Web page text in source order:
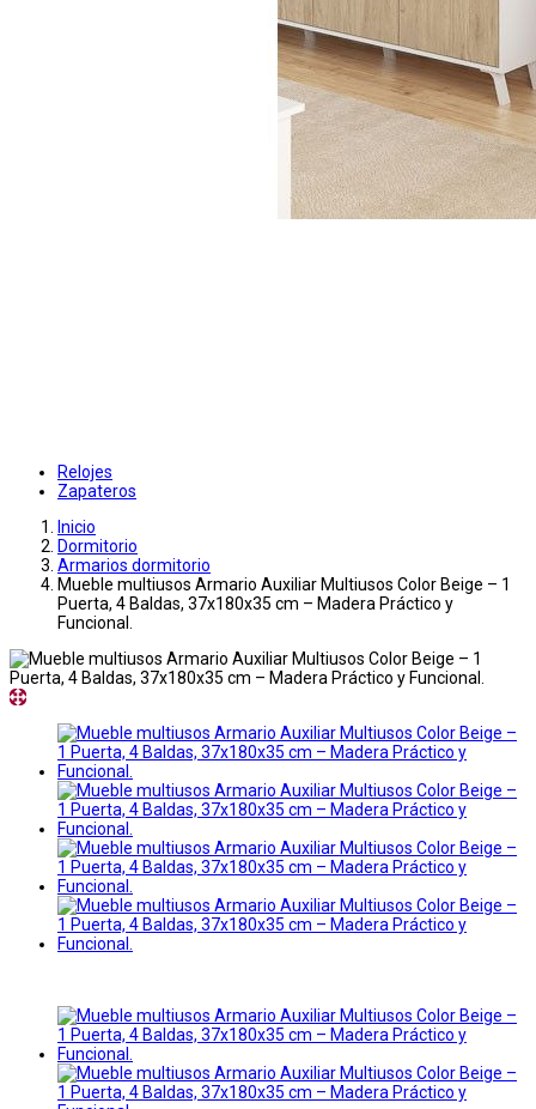
Relojes
Zapateros
Inicio
Dormitorio
Armarios dormitorio
Mueble multiusos Armario Auxiliar Multiusos Color Beige – 1
Puerta, 4 Baldas, 37x180x35 cm – Madera Práctico y
Funcional.